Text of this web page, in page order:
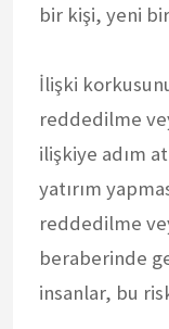
bir kişi, yeni
İlişki
reddedilme
ilişkiye adım
yatırım
reddedilme
beraberinde
insanlar, bu